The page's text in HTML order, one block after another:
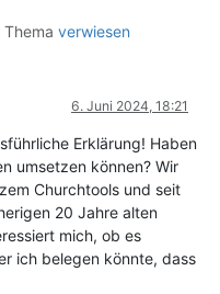
verwiesen
6. Juni 2024, 18:21
Erklärung! Haben
umsetzen können? Wir
Churchtools und seit
20 Jahre alten
mich, ob es
ich belegen könnte, dass